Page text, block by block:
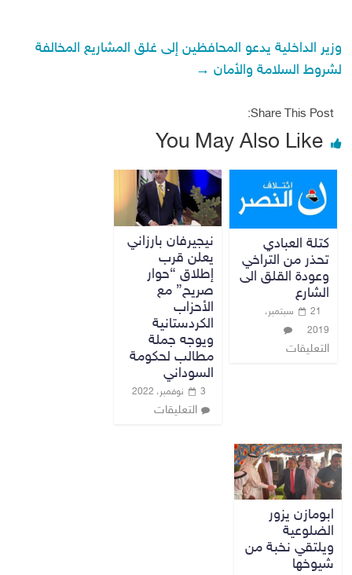
وزير الداخلية يدعو المحافظين إلى غلق المشاريع المخالفة
لشروط السلامة والأمان →
Share This Post:
You May Also Like
كتلة العبادي
تحذر من التراخي
وعودة القلق الى
الشارع
21 سبتمبر،
2019
التعليقات
نيجيرفان بارزاني
يعلن قرب
إطلاق “حوار
صريح” مع
الأحزاب
الكردستانية
ويوجه جملة
مطالب لحكومة
السوداني
3 نوفمبر، 2022
التعليقات
ابومازن يزور
الضلوعية
ويلتقي نخبة من
شيوخها